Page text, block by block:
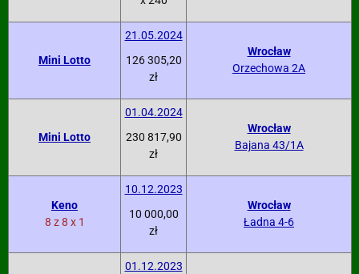
Mini Lotto
21.05.2024
126 305,20
zł
Wrocław
Orzechowa 2A
Mini Lotto
01.04.2024
230 817,90
zł
Wrocław
Bajana 43/1A
Keno
8 z 8 x 1
10.12.2023
10 000,00
zł
Wrocław
Ładna 4-6
01.12.2023